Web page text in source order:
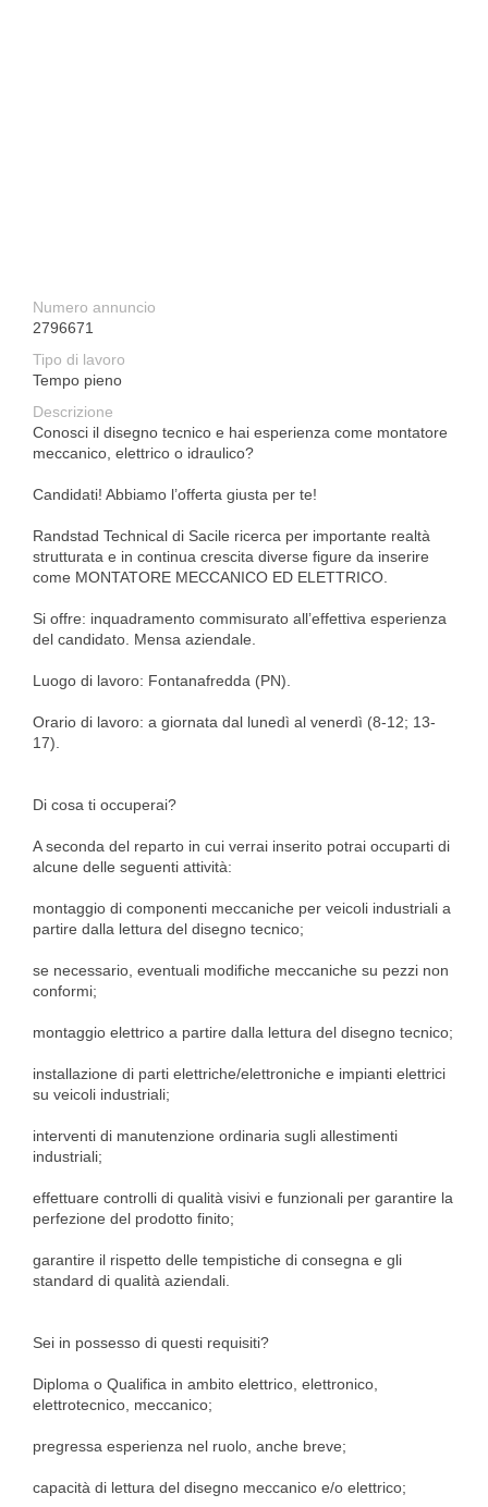
Numero annuncio
2796671
Tipo di lavoro
Tempo pieno
Descrizione
Conosci il disegno tecnico e hai esperienza come montatore
meccanico, elettrico o idraulico?
Candidati! Abbiamo l’offerta giusta per te!
Randstad Technical di Sacile ricerca per importante realtà
strutturata e in continua crescita diverse figure da inserire
come MONTATORE MECCANICO ED ELETTRICO.
Si offre: inquadramento commisurato all’effettiva esperienza
del candidato. Mensa aziendale.
Luogo di lavoro: Fontanafredda (PN).
Orario di lavoro: a giornata dal lunedì al venerdì (8-12; 13-
17).
Di cosa ti occuperai?
A seconda del reparto in cui verrai inserito potrai occuparti di
alcune delle seguenti attività:
montaggio di componenti meccaniche per veicoli industriali a
partire dalla lettura del disegno tecnico;
se necessario, eventuali modifiche meccaniche su pezzi non
conformi;
montaggio elettrico a partire dalla lettura del disegno tecnico;
installazione di parti elettriche/elettroniche e impianti elettrici
su veicoli industriali;
interventi di manutenzione ordinaria sugli allestimenti
industriali;
effettuare controlli di qualità visivi e funzionali per garantire la
perfezione del prodotto finito;
garantire il rispetto delle tempistiche di consegna e gli
standard di qualità aziendali.
Sei in possesso di questi requisiti?
Diploma o Qualifica in ambito elettrico, elettronico,
elettrotecnico, meccanico;
pregressa esperienza nel ruolo, anche breve;
capacità di lettura del disegno meccanico e/o elettrico;